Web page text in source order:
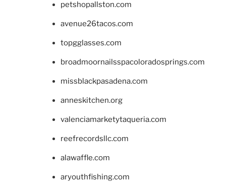
petshopallston.com
avenue26tacos.com
topgglasses.com
broadmoornailsspacoloradosprings.com
missblackpasadena.com
anneskitchen.org
valenciamarketytaqueria.com
reefrecordsllc.com
alawaffle.com
aryouthfishing.com